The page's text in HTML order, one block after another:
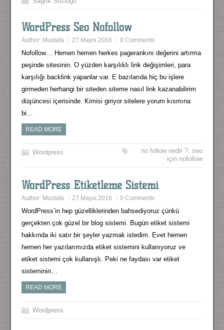
WordPress Seo Nofollow
Author: Mustafa 27 Mayıs 2016 0 Comments
Nofollow… Hemen hemen herkes pagerankını değerini artırma
peşinde sitesinin. O yüzden karşılıklı link değişimleri, para
karşılığı backlink yapanlar var. E bazılarıda hiç bu işlere
girmeden herhangi bir siteden siteme nasıl link kazanabilirim
düşüncesi içerisinde. Kimisi giriyor sitelere yorum kısmına
bi…
READ MORE
Wordpress no follow nedir ?,seo
için nofollow
WordPress Etiketleme Sistemi
Author: Mustafa 27 Mayıs 2016 0 Comments
WordPress’in hep güzelliklerinden bahsediyoruz çünkü
gerçekten çok güzel bir blog sistemi. Bugün etiket sistemi
hakkında iki satır bir şeyler yazmak istedim. Evet hemen
hemen her yazılarımızda etiket sistemini kullanıyoruz ve
etiket sistemi çok kullanışlı. Peki ne faydası var etiket
sisteminin…
READ MORE
Wordpress